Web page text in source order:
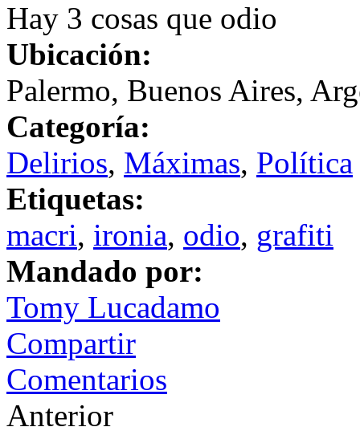
Hay 3 cosas que odio
Ubicación:
Palermo, Buenos Aires,
Categoría:
Delirios, Máximas, Política
Etiquetas:
macri, ironia, odio, grafiti
Mandado por:
Tomy Lucadamo
Compartir
Comentarios
Anterior